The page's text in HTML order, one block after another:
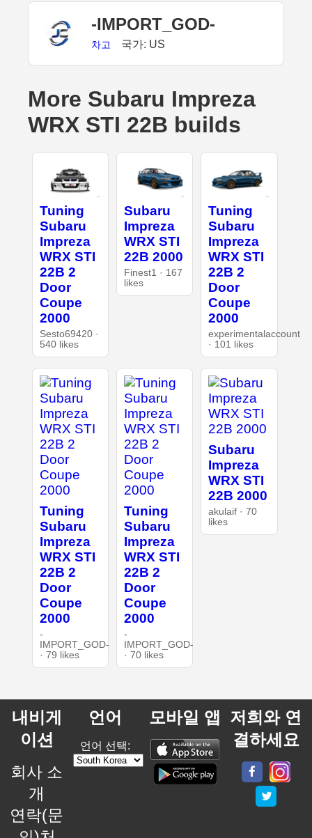
-IMPORT_GOD-
차고 국가: US
More Subaru Impreza
WRX STI 22B builds
Tuning
Subaru
Impreza
WRX STI
22B 2
Door
Coupe
2000
Sesto69420 ·
540 likes
Subaru
Impreza
WRX STI
22B 2000
Finest1 · 167
likes
Tuning
Subaru
Impreza
WRX STI
22B 2
Door
Coupe
2000
experimentalaccount
· 101 likes
Tuning
Subaru
Impreza
WRX STI
22B 2
Door
Coupe
2000
-
IMPORT_GOD-
· 79 likes
Tuning
Subaru
Impreza
WRX STI
22B 2
Door
Coupe
2000
-
IMPORT_GOD-
· 70 likes
Subaru
Impreza
WRX STI
22B 2000
akulaif · 70
likes
내비게
이션
회사 소
개
연락(문
언어
언어 선택:
모바일 앱 저희와 연
결하세요